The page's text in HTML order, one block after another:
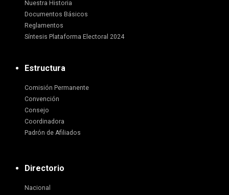
Nuestra Historia
Documentos Básicos
Reglamentos
Síntesis Plataforma Electoral 2024
Estructura
Comisión Permanente
Convención
Consejo
Coordinadora
Padrón de Afiliados
Directorio
Nacional